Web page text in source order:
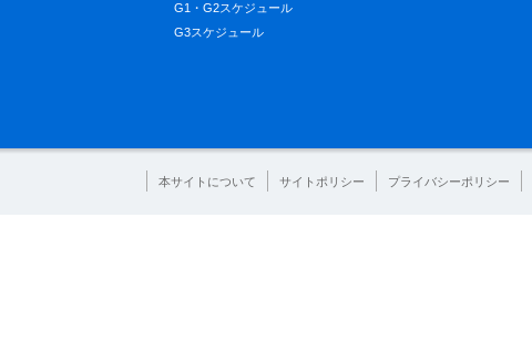
G1・G2スケジュール
G3スケジュール
本サイトについて サイトポリシー プライバシーポリシー